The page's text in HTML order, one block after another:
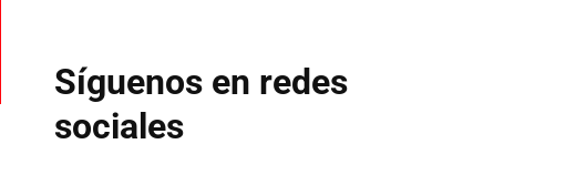
Síguenos en redes
sociales